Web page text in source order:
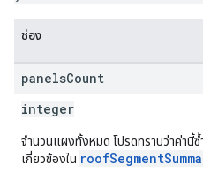
ช่อง
panelsCount
integer
จำนวนแผงทั้งหมด โปรดทราบว่าค่านี้
เกี่ยวข้องใน